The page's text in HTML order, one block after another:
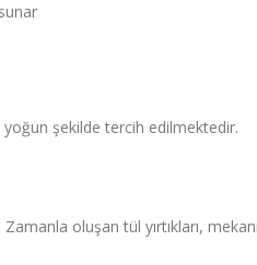
yoğun şekilde tercih edilmektedir.
oluşan tül yırtıkları,